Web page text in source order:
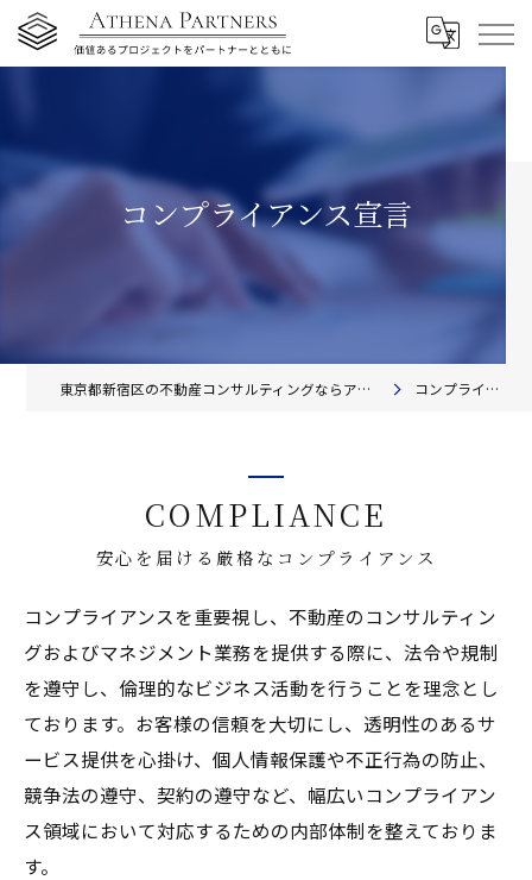
コンプライアンス宣言
東京都新宿区の不動産コンサルティングならアテナ・パートナーズ株式会社 コンプライアンス宣言
安心を届ける厳格なコンプライアンス
COMPLIANCE
コンプライアンスを重要視し、不動産のコンサルティン
グおよびマネジメント業務を提供する際に、法令や規制
を遵守し、倫理的なビジネス活動を行うことを理念とし
ております。お客様の信頼を大切にし、透明性のあるサ
ービス提供を心掛け、個人情報保護や不正行為の防止、
競争法の遵守、契約の遵守など、幅広いコンプライアン
ス領域において対応するための内部体制を整えておりま
す。